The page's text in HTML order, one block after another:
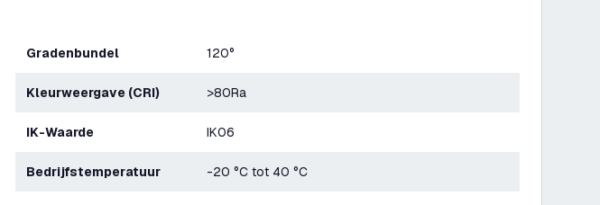
Gradenbundel 120°
Kleurweergave (CRI) >80Ra
IK-Waarde IK06
Bedrijfstemperatuur -20 °C tot 40 °C